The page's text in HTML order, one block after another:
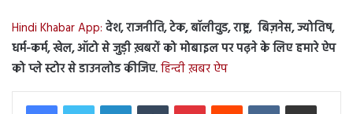
Hindi Khabar App: देश, राजनीति, टेक, बॉलीवुड, राष्ट्र, बिज़नेस, ज्योतिष,
धर्म-कर्म, खेल, ऑटो से जुड़ी ख़बरों को मोबाइल पर पढ़ने के लिए हमारे ऐप
को प्ले स्टोर से डाउनलोड कीजिए.हिन्दी ख़बर ऐप
LinkedInTumblr PinterestReddit VKontakteShare via Email